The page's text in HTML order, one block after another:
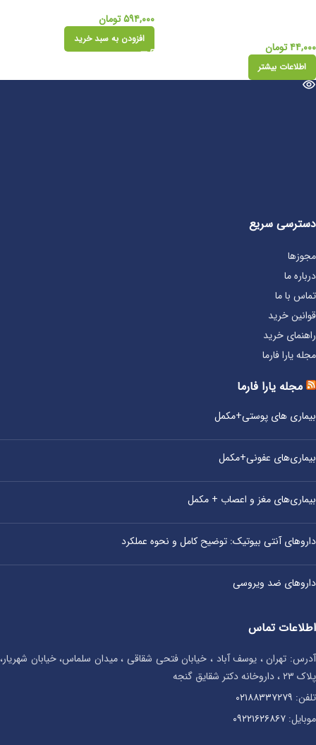
۴۴,۰۰۰تومان
اطلاعات بیشتر
۵۹۴,۰۰۰تومان
افزودن به سبد خرید
دسترسی سریع
مجوزها
درباره ما
تماس با ما
قوانین خرید
راهنمای خرید
مجله یارا فارما
مجله یارا فارما
بیماری‌ های پوستی+مکمل
بیماری‌های عفونی+مکمل
بیماری‌های مغز و اعصاب + مکمل
داروهای آنتی‌ بیوتیک: توضیح کامل و نحوه عملکرد
داروهای ضد ویروسی
اطلاعات تماس
آدرس: تهران ، یوسف آباد ، خیابان فتحی شقاقی ، میدان سلماس، خیابان شهریار،
پلاک ۲۳ ، داروخانه دکتر شقایق گنجه
تلفن: ۰۲۱۸۸۳۳۷۲۷۹
موبایل: ۰۹۲۲۱۶۲۶۸۶۷